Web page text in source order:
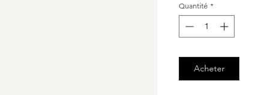
Quantité *
Acheter